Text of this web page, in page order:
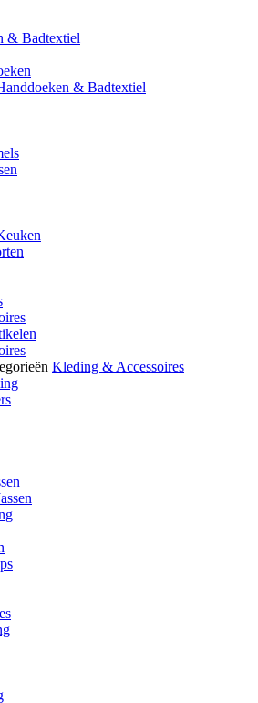
& Badtextiel
& Badtextiel
Kleding & Accessoires